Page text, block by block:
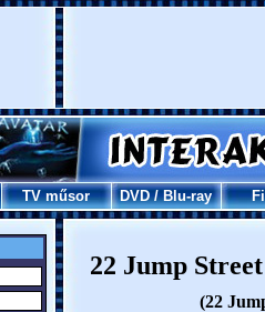
TV műsor DVD/Blu-ray
22 Jump
(22